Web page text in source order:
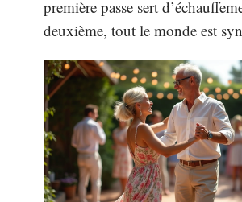
première passe sert
deuxième, tout le monde est